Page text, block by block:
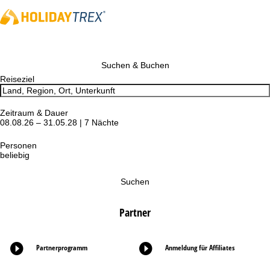
Suchen & Buchen
Reiseziel
Zeitraum & Dauer
08.08.26 – 31.05.28 | 7 Nächte
Personen
beliebig
Suchen
Partner
Partnerprogramm Anmeldung für Affiliates